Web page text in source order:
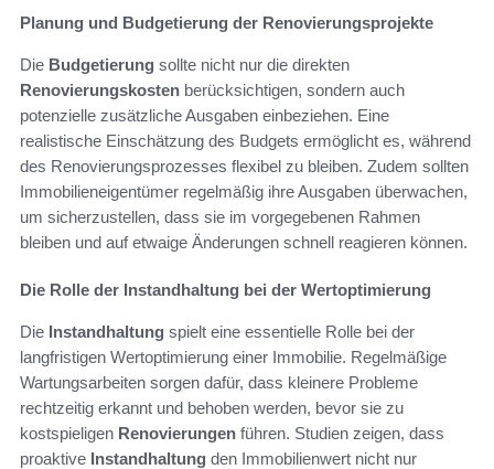
Planung und Budgetierung der Renovierungsprojekte
Die Budgetierung sollte nicht nur die direkten
Renovierungskosten berücksichtigen, sondern auch
potenzielle zusätzliche Ausgaben einbeziehen. Eine
realistische Einschätzung des Budgets ermöglicht es, während
des Renovierungsprozesses flexibel zu bleiben. Zudem sollten
Immobilieneigentümer regelmäßig ihre Ausgaben überwachen,
um sicherzustellen, dass sie im vorgegebenen Rahmen
bleiben und auf etwaige Änderungen schnell reagieren können.
Die Rolle der Instandhaltung bei der Wertoptimierung
Die Instandhaltung spielt eine essentielle Rolle bei der
langfristigen Wertoptimierung einer Immobilie. Regelmäßige
Wartungsarbeiten sorgen dafür, dass kleinere Probleme
rechtzeitig erkannt und behoben werden, bevor sie zu
kostspieligen Renovierungen führen. Studien zeigen, dass
proaktive Instandhaltung den Immobilienwert nicht nur